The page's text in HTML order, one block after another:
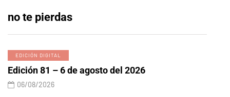
no te pierdas
EDICIÓN DIGITAL
Edición 81 – 6 de agosto del 2026
06/08/2026